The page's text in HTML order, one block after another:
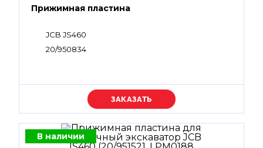
Прижимная пластина
JCB JS460
20/950834
Уточняйте цену
В наличии